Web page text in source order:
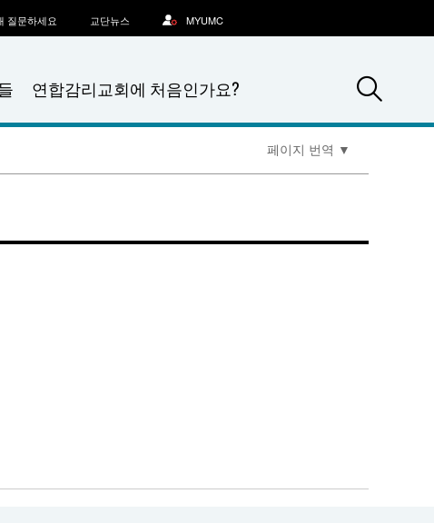
연합감리교회에 처음인가요?
질문하세요 교단뉴스 MYUMC
페이지 번역 ▼